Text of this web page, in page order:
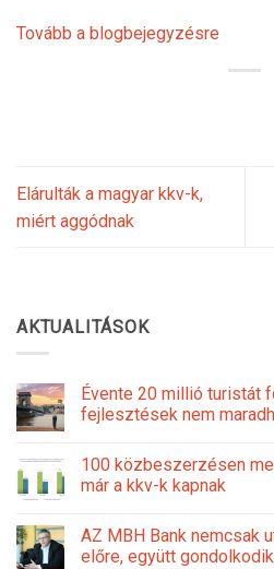
Tovább a blogbejegyzésre
Elárulták a magyar kkv-k,
miért aggódnak
AKTUALITÁSOK
Évente 20 millió turistát
fejlesztések nem
100 közbeszerzésen
már a kkv-k kapnak
AZ MBH Bank nemcsak
előre, együtt